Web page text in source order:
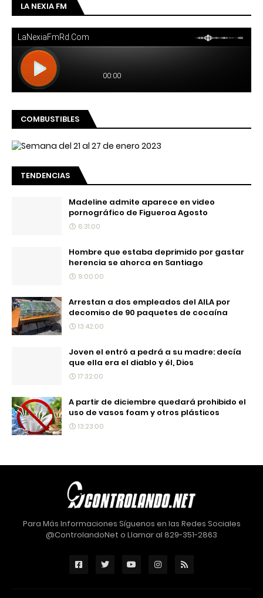
LA NEXIA FM
COMBUSTIBLES
TENDENCIAS
Madeline admite aparece en video
pornográfico de Figueroa Agosto
6:31:00
Hombre que estaba deprimido por gastar
herencia se ahorca en Santiago
9:00:00
Arrestan a dos empleados del AILA por
decomiso de 90 paquetes de cocaína
13:42:00
Joven el entró a pedrá a su madre: decía
que ella era el diablo y él, Dios
17:32:00
A partir de diciembre quedará prohibido el
uso de vasos foam y otros plásticos
13:23:00
Para Más Informaciones Síguenos en las Redes Sociales
@ControlandoNet o Llamar al 829-351-2863